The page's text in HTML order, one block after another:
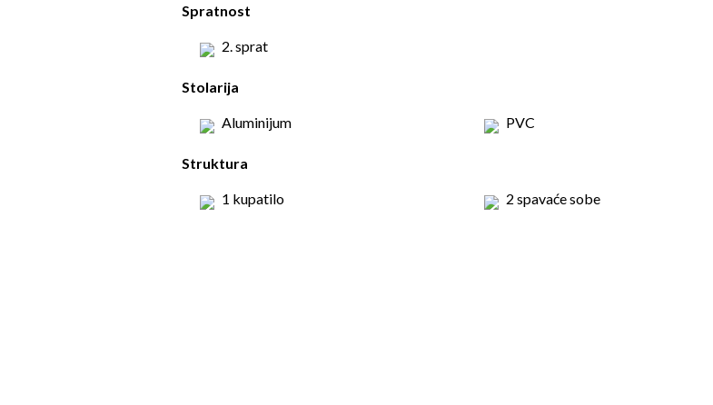
Spratnost
2. sprat
Stolarija
Aluminijum PVC
Struktura
1 kupatilo 2 spavaće sobe